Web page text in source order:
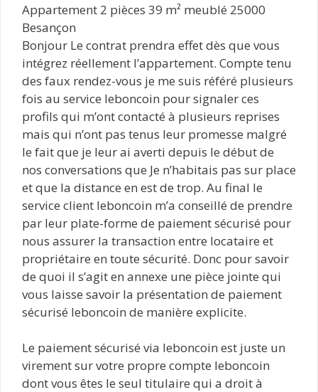
Appartement 2 pièces 39 m² meublé 25000
Besançon
Bonjour Le contrat prendra effet dès que vous
intégrez réellement l’appartement. Compte tenu
des faux rendez-vous je me suis référé plusieurs
fois au service leboncoin pour signaler ces
profils qui m’ont contacté à plusieurs reprises
mais qui n’ont pas tenus leur promesse malgré
le fait que je leur ai averti depuis le début de
nos conversations que Je n’habitais pas sur place
et que la distance en est de trop. Au final le
service client leboncoin m’a conseillé de prendre
par leur plate-forme de paiement sécurisé pour
nous assurer la transaction entre locataire et
propriétaire en toute sécurité. Donc pour savoir
de quoi il s’agit en annexe une pièce jointe qui
vous laisse savoir la présentation de paiement
sécurisé leboncoin de manière explicite.
Le paiement sécurisé via leboncoin est juste un
virement sur votre propre compte leboncoin
dont vous êtes le seul titulaire qui a droit à